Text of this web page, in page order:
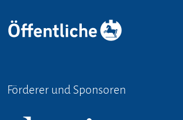
Förderer und Sponsoren